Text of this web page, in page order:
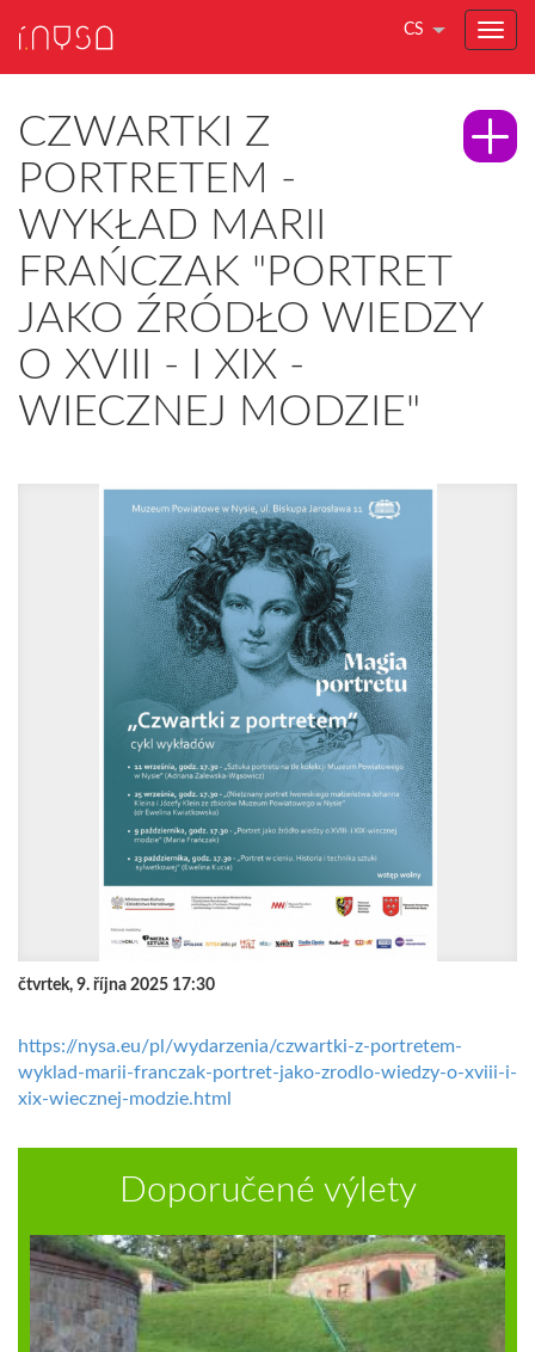
CS
CZWARTKI Z
PORTRETEM -
WYKŁAD MARII
FRAŃCZAK "PORTRET
JAKO ŹRÓDŁO WIEDZY
O XVIII - I XIX -
WIECZNEJ MODZIE"
čtvrtek, 9. října 2025 17:30
https://nysa.eu/pl/wydarzenia/czwartki-z-portretem-
wyklad-marii-franczak-portret-jako-zrodlo-wiedzy-o-xviii-i-
xix-wiecznej-modzie.html
Doporučené výlety